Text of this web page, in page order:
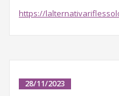
https://
28/11/2023